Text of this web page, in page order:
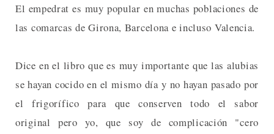
El empedrat es muy popular en muchas poblaciones de
las comarcas de Girona, Barcelona e incluso Valencia.
Dice en el libro que es muy importante que las alubias
se hayan cocido en el mismo día y no hayan pasado por
el frigorífico para que conserven todo el sabor
original pero yo, que soy de complicación "cero